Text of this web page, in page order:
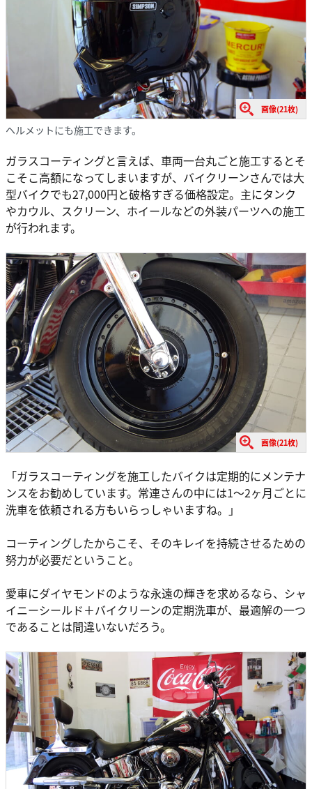
画像(21枚)
ヘルメットにも施工できます。
ガラスコーティングと言えば、車両一台丸ごと施工するとそ
こそこ高額になってしまいますが、バイクリーンさんでは大
型バイクでも27,000円と破格すぎる価格設定。主にタンク
やカウル、スクリーン、ホイールなどの外装パーツへの施工
が行われます。
画像(21枚)
「ガラスコーティングを施工したバイクは定期的にメンテナ
ンスをお勧めしています。常連さんの中には1〜2ヶ月ごとに
洗車を依頼される方もいらっしゃいますね。」
コーティングしたからこそ、そのキレイを持続させるための
努力が必要だということ。
愛車にダイヤモンドのような永遠の輝きを求めるなら、シャ
イニーシールド＋バイクリーンの定期洗車が、最適解の一つ
であることは間違いないだろう。